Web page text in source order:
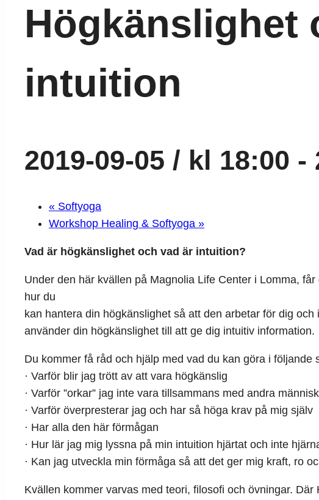
Högkänslighet
intuition
2019-09-05 / kl 18:00 -
« Softyoga
Workshop Healing & Softyoga »
Vad är högkänslighet och vad är intuition?
Under den här kvällen på Magnolia Life Center i Lomma,
hur du
kan hantera din högkänslighet så att den arbetar för dig och
använder din högkänslighet till att ge dig intuitiv information.
Du kommer få råd och hjälp med vad du kan göra i följande
· Varför blir jag trött av att vara högkänslig
· Varför ”orkar” jag inte vara tillsammans med andra
· Varför överpresterar jag och har så höga krav på mig själv
· Har alla den här förmågan
· Hur lär jag mig lyssna på min intuition hjärtat och inte
· Kan jag utveckla min förmåga så att det ger mig kraft, ro
Kvällen kommer varvas med teori, filosofi och övningar. Där